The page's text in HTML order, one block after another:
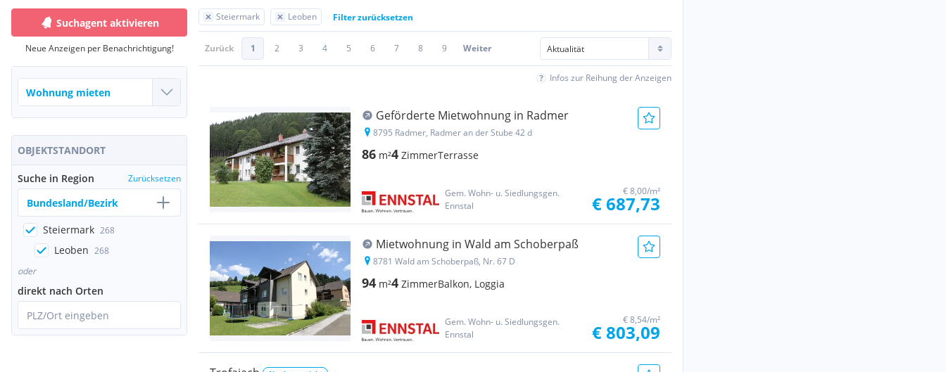
Suchagent aktivieren
Neue Anzeigen per Benachrichtigung!
OBJEKTSTANDORT
Suche in Region Zurücksetzen
Bundesland/Bezirk
Steiermark 268
Leoben 268
oder
direkt nach Orten
PLZ/Ort eingeben
Steiermark Leoben Filter zurücksetzen
Zurück 1 2 3 4 5 6 7 8 9 Weiter
Infos zur Reihung der Anzeigen
Geförderte Mietwohnung in Radmer
8795 Radmer, Radmer an der Stube 42 d
86 m²4 ZimmerTerrasse
Gem. Wohn- u. Siedlungsgen.
Ennstal
€ 8,00/m²
€ 687,73
Mietwohnung in Wald am Schoberpaß
8781 Wald am Schoberpaß, Nr. 67 D
94 m²4 ZimmerBalkon, Loggia
Gem. Wohn- u. Siedlungsgen.
Ennstal
€ 8,54/m²
€ 803,09